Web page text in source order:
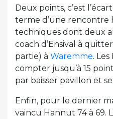
Deux points, c’est
terme d’une rencontre
techniques dont deux
coach d’Ensival à
partie) à Waremme.
compter jusqu’à 15
par baisser pavillon et
Enfin, pour le dernier
vaincu Hannut 74 à 69.